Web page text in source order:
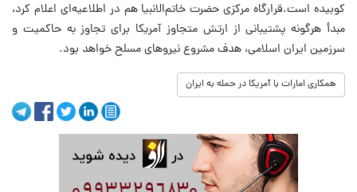
کوبیده است.قرارگاه مرکزی حضرت خاتم‌الانبیا هم در اطلاعیه‌ای اعلام کرد،
مبدأ هرگونه پشتیبانی از ارتش متجاوز آمریکا برای تجاوز به حاکمیت و
سرزمین ایران اسلامی، هدف مشروع نیروهای مسلح خواهد بود.
همکاری امارات با آمریکا در حمله به ایران